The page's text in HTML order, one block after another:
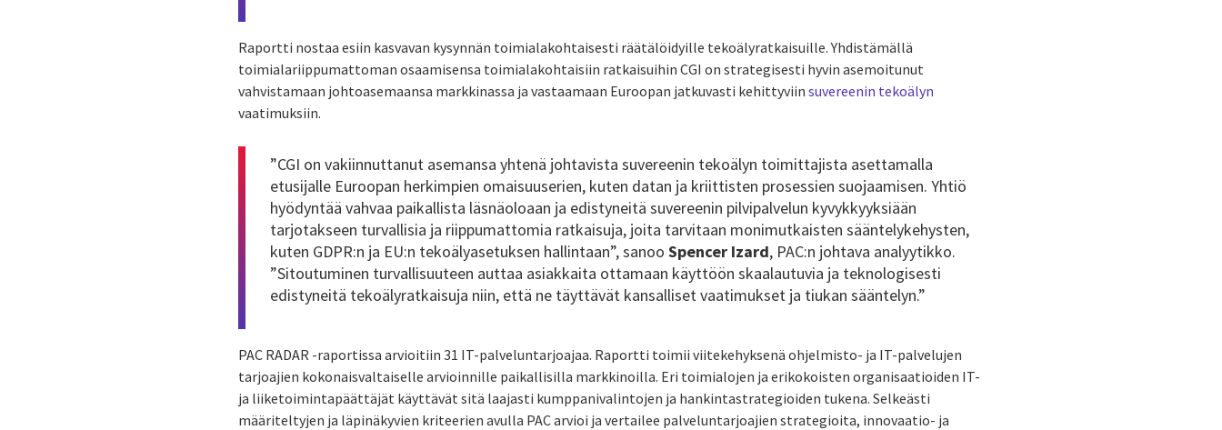
Raportti nostaa esiin kasvavan kysynnän toimialakohtaisesti räätälöidyille tekoälyratkaisuille. Yhdistämällä
toimialariippumattoman osaamisensa toimialakohtaisiin ratkaisuihin CGI on strategisesti hyvin asemoitunut
vahvistamaan johtoasemaansa markkinassa ja vastaamaan Euroopan jatkuvasti kehittyviinsuvereenin tekoälyn
vaatimuksiin.
”CGI on vakiinnuttanut asemansa yhtenä johtavista suvereenin tekoälyn toimittajista asettamalla
etusijalle Euroopan herkimpien omaisuuserien, kuten datan ja kriittisten prosessien suojaamisen. Yhtiö
hyödyntää vahvaa paikallista läsnäoloaan ja edistyneitä suvereenin pilvipalvelun kyvykkyyksiään
tarjotakseen turvallisia ja riippumattomia ratkaisuja, joita tarvitaan monimutkaisten sääntelykehysten,
kuten GDPR:n ja EU:n tekoälyasetuksen hallintaan”, sanooSpencer Izard, PAC:n johtava analyytikko.
”Sitoutuminen turvallisuuteen auttaa asiakkaita ottamaan käyttöön skaalautuvia ja teknologisesti
edistyneitä tekoälyratkaisuja niin, että ne täyttävät kansalliset vaatimukset ja tiukan sääntelyn.”
PAC RADAR -raportissa arvioitiin 31 IT-palveluntarjoajaa. Raportti toimii viitekehyksenä ohjelmisto- ja IT-palvelujen
tarjoajien kokonaisvaltaiselle arvioinnille paikallisilla markkinoilla. Eri toimialojen ja erikokoisten organisaatioiden IT-
ja liiketoimintapäättäjät käyttävät sitä laajasti kumppanivalintojen ja hankintastrategioiden tukena. Selkeästi
määriteltyjen ja läpinäkyvien kriteerien avulla PAC arvioi ja vertailee palveluntarjoajien strategioita, innovaatio- ja